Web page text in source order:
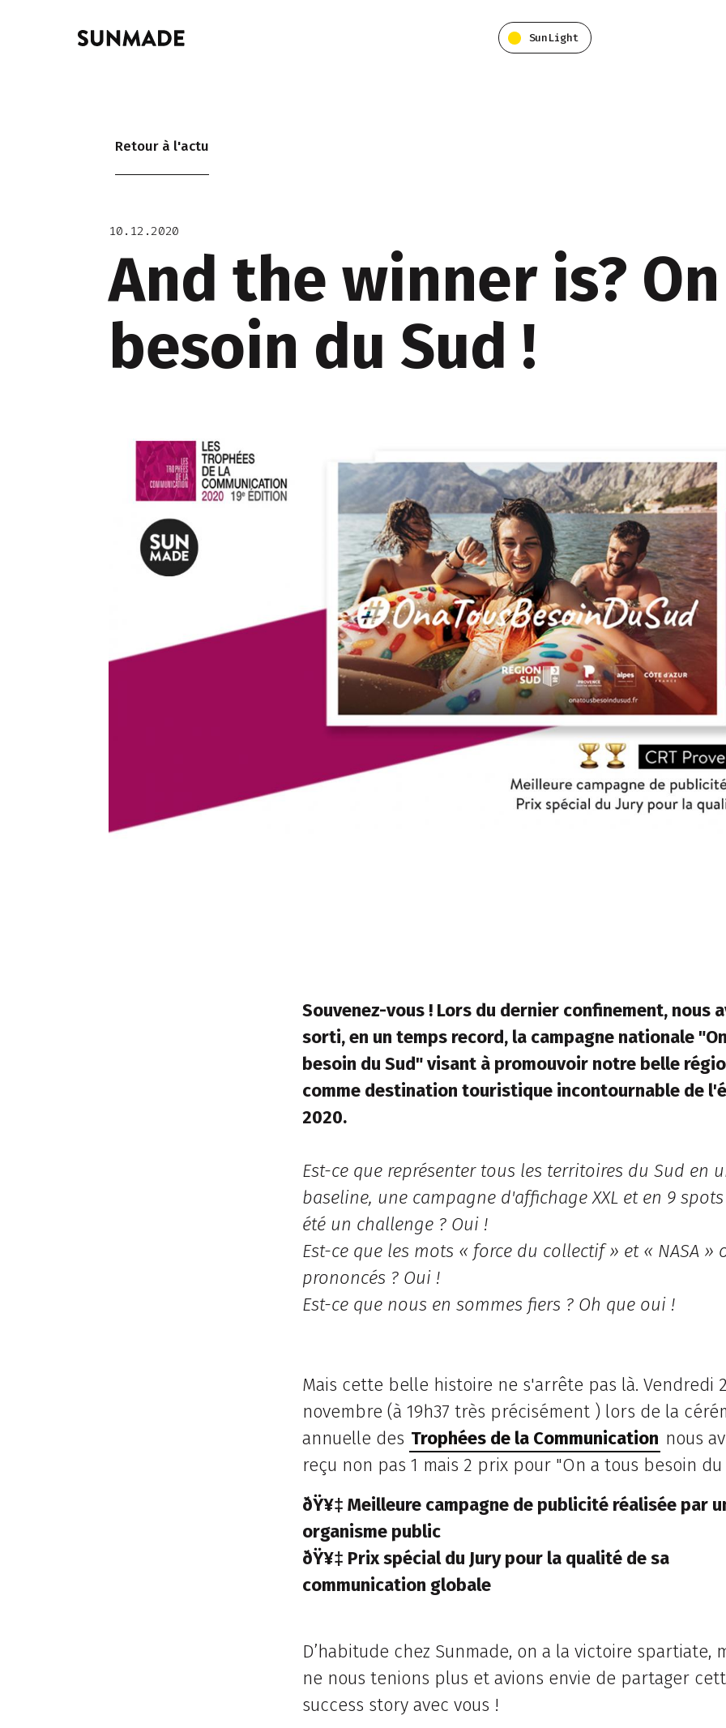
SunLight
Retour à l'actu
10.12.2020
And the winner is?
besoin du Sud !
Souvenez-vous ! Lors du dernier confinement, nous
sorti, en un temps record, la campagne nationale
besoin du Sud" visant à promouvoir notre belle
comme destination touristique incontournable de
2020.
Est-ce que représenter tous les territoires du Sud en
baseline, une campagne d'affichage XXL et en 9 spots
été un challenge ? Oui !
Est-ce que les mots « force du collectif » et « NASA »
prononcés ? Oui !
Est-ce que nous en sommes fiers ? Oh que oui !
Mais cette belle histoire ne s'arrête pas là. Vendredi
novembre (à 19h37 très précisément ) lors de la
annuelle des Trophées de la Communication nous
reçu non pas 1 mais 2 prix pour "On a tous besoin du
ðŸ¥‡ Meilleure campagne de publicité réalisée par
organisme public
ðŸ¥‡ Prix spécial du Jury pour la qualité de sa
communication globale
D’habitude chez Sunmade, on a la victoire spartiate,
ne nous tenions plus et avions envie de partager
success story avec vous !